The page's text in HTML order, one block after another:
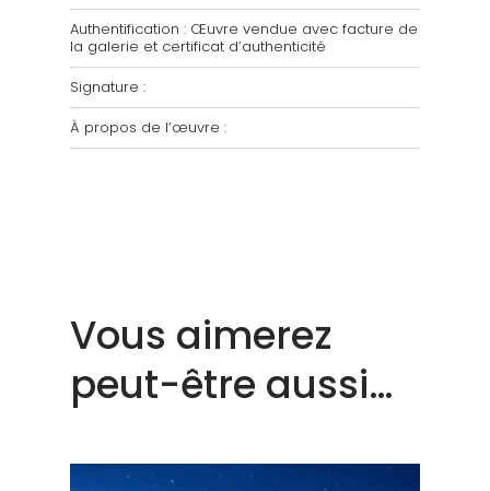
Authentification : Œuvre vendue avec facture de
la galerie et certificat d’authenticité
Signature :
À propos de l’œuvre :
Vous aimerez
peut-être aussi…